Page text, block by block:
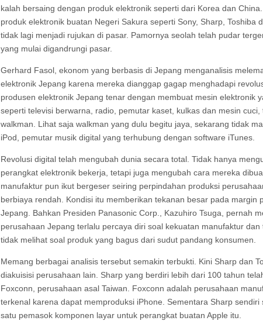
kalah bersaing dengan produk elektronik seperti dari Korea dan China.
produk elektronik buatan Negeri Sakura seperti Sony, Sharp, Toshiba
tidak lagi menjadi rujukan di pasar. Pamornya seolah telah pudar
yang mulai digandrungi pasar.
Gerhard Fasol, ekonom yang berbasis di Jepang menganalisis
elektronik Jepang karena mereka dianggap gagap menghadapi
produsen elektronik Jepang tenar dengan membuat mesin elektronik
seperti televisi berwarna, radio, pemutar kaset, kulkas dan mesin cuci,
walkman. Lihat saja walkman yang dulu begitu jaya, sekarang tidak
iPod, pemutar musik digital yang terhubung dengan software iTunes.
Revolusi digital telah mengubah dunia secara total. Tidak hanya
perangkat elektronik bekerja, tetapi juga mengubah cara mereka
manufaktur pun ikut bergeser seiring perpindahan produksi
berbiaya rendah. Kondisi itu memberikan tekanan besar pada margin
Jepang. Bahkan Presiden Panasonic Corp., Kazuhiro Tsuga, pernah
perusahaan Jepang terlalu percaya diri soal kekuatan manufaktur dan
tidak melihat soal produk yang bagus dari sudut pandang konsumen.
Memang berbagai analisis tersebut semakin terbukti. Kini Sharp dan
diakuisisi perusahaan lain. Sharp yang berdiri lebih dari 100 tahun
Foxconn, perusahaan asal Taiwan. Foxconn adalah perusahaan
terkenal karena dapat memproduksi iPhone. Sementara Sharp sendiri
satu pemasok komponen layar untuk perangkat buatan Apple itu.